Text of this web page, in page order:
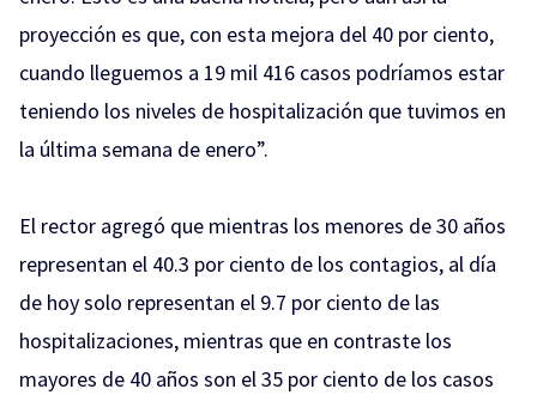
proyección es que, con esta mejora del 40 por ciento,
cuando lleguemos a 19 mil 416 casos podríamos estar
teniendo los niveles de hospitalización que tuvimos en
la última semana de enero”.
El rector agregó que mientras los menores de 30 años
representan el 40.3 por ciento de los contagios, al día
de hoy solo representan el 9.7 por ciento de las
hospitalizaciones, mientras que en contraste los
mayores de 40 años son el 35 por ciento de los casos